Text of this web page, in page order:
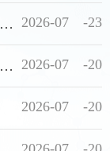
重钢总医院敬老院装修项目成交结果公示 23
2026-07
重钢总医院电子生物反馈治疗仪采购公告（第二次） 20
2026-07
20
2026-07